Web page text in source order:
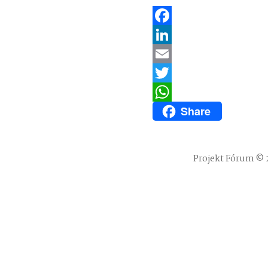
Facebook
LinkedIn
Email
Twitter
WhatsAppShare
Projekt Fórum ©